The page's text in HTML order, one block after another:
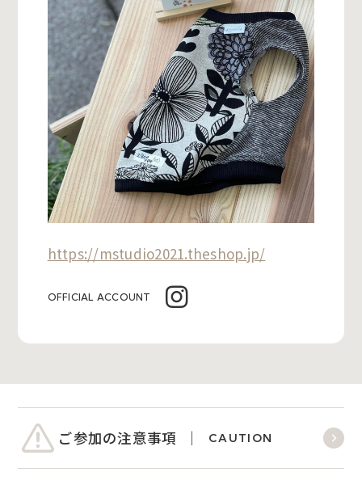
https://mstudio2021.theshop.jp/
OFFICIAL ACCOUNT
ご参加の注意事項 CAUTION